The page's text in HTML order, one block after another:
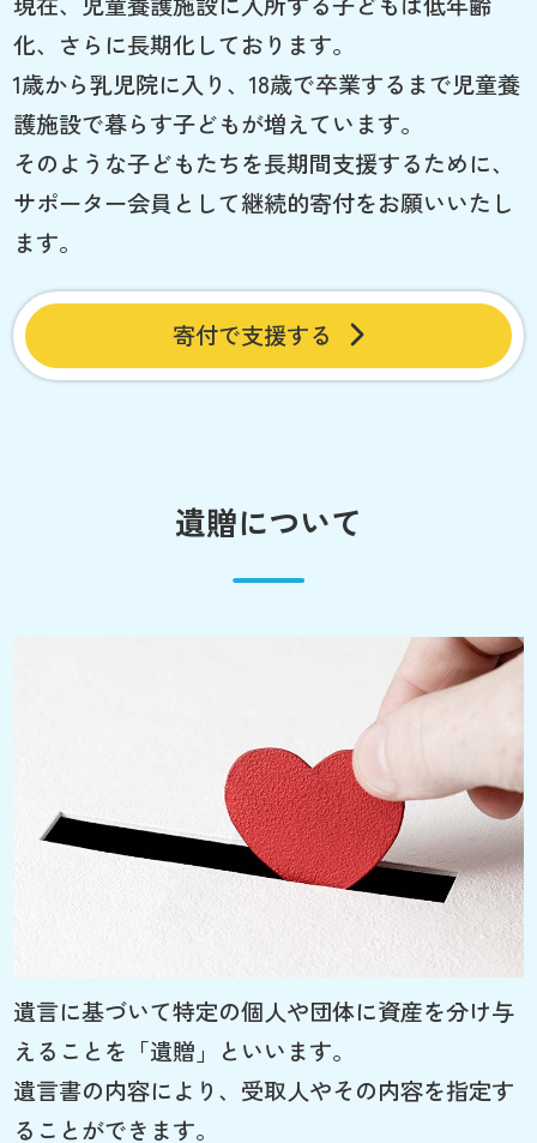
化、さらに長期化しております。
1歳から乳児院に入り、18歳で卒業するまで児童養
護施設で暮らす子どもが増えています。
そのような子どもたちを長期間支援するために、
サポーター会員として継続的寄付をお願いいたし
ます。
寄付で支援する
遺贈について
遺言に基づいて特定の個人や団体に資産を分け与
えることを「遺贈」といいます。
遺言書の内容により、受取人やその内容を指定す
ることができます。